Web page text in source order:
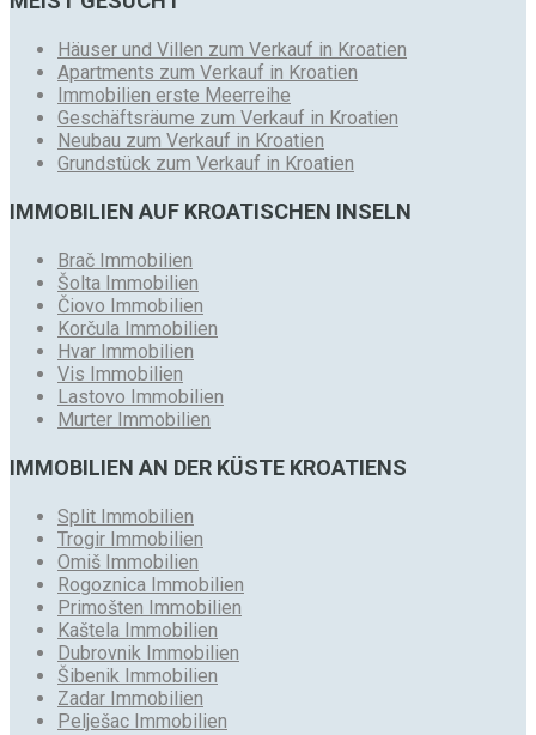
Häuser und Villen zum Verkauf in Kroatien
Apartments zum Verkauf in Kroatien
Immobilien erste Meerreihe
Geschäftsräume zum Verkauf in Kroatien
Neubau zum Verkauf in Kroatien
Grundstück zum Verkauf in Kroatien
IMMOBILIEN AUF KROATISCHEN INSELN
Brač Immobilien
Šolta Immobilien
Čiovo Immobilien
Korčula Immobilien
Hvar Immobilien
Vis Immobilien
Lastovo Immobilien
Murter Immobilien
IMMOBILIEN AN DER KÜSTE KROATIENS
Split Immobilien
Trogir Immobilien
Omiš Immobilien
Rogoznica Immobilien
Primošten Immobilien
Kaštela Immobilien
Dubrovnik Immobilien
Šibenik Immobilien
Zadar Immobilien
Pelješac Immobilien